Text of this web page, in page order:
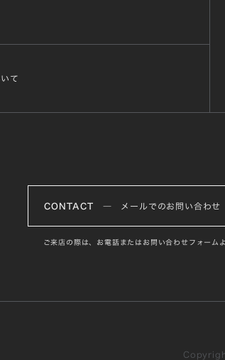
て
CONTACT ― メールでのお問い合わせ
ご来店の際は、お電話またはお問い合わせフォーム